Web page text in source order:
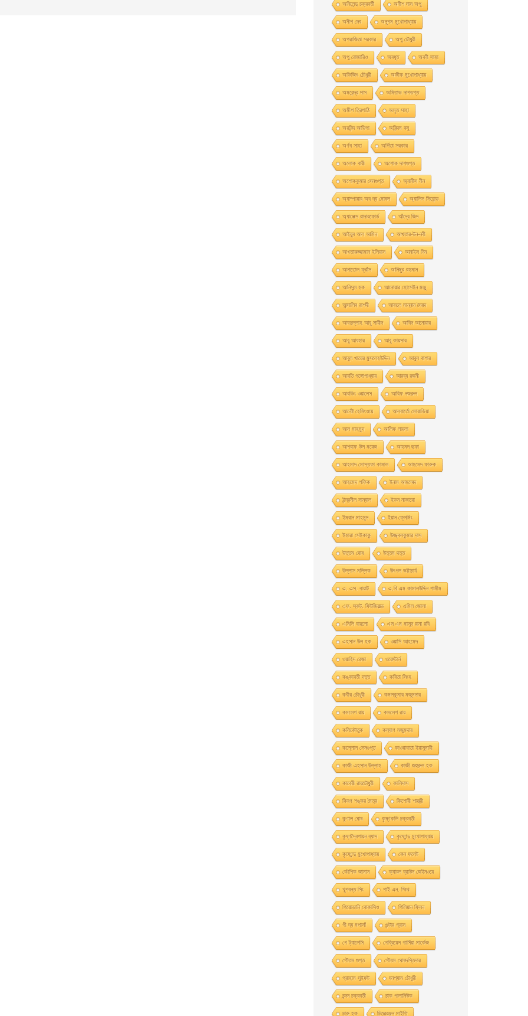
অনিলেন্দু চক্রবর্তী অনীশ দাস অপু
অনীশ দেব অনুপম মুখোপাধ্যায়
অপরাজিতা সরকার অপু চৌধুরী
অপু রােজারিও অবধূত অবনী সাহা
অভিজিৎ চৌধুরী অভীক মুখোপাধ্যায়
অমরেন্দ্র দাস অমিতাভ দাশগুপ্ত
অমীশ ত্রিপাঠি অমৃত সাহা
অরবিন্দ আডিগা অরিন্দম বসু
অর্ণব সাহা অর্পিতা সরকার
অলোক বারী অশােক দাশগুপ্ত
অশোককুমার সেনগুপ্ত অ্যানীস নীন
অ্যাম্পায়ার অব দ্য মােঘল অ্যালিস সিবােন্ড
অ্যালেক্স রাদারফোর্ড আঁদ্রে জিদ
আইয়ুব আল আমিন আখতার-উন-নবী
আখতারুজ্জামান ইলিয়াস আনাইস নিন
আনাতােল ফ্রাঁস আনিছুর রহমান
আনিসুল হক আনোয়ার হোসেইন মঞ্জু
আন্দালিব রাশদী আবদুল মান্নান সৈয়দ
আবদুল্লাহ আবু সায়ীদ আবিদ আনোয়ার
আবু আযহার আবু কায়সার
আবুল খায়ের মুসলেহউদ্দিন আবুল বাশার
আরতি গঙ্গোপাধ্যায় আরব্য রজনী
আরভিং ওয়ালেস আরিফ নজরুল
আর্নেষ্ট হেমিংওয়ে আলবার্তো মােরাভিয়া
আল মাহমুদ আলিফ লায়লা
আশরাফ উল ময়েজ আহমদ ছফা
আহমাদ মোস্তফা কামাল আহমেদ ফারুক
আহমেদ শফিক ইনাম আহম্মেদ
ইন্দ্রনীল সান্যাল ইভন নাভারাে
ইমরান মাহমুদ ইয়ান ফ্লেমিং
ইহারা সেইকাকু উজ্জ্বলকুমার দাস
উত্তম ঘােষ উত্তম দত্ত
উল্লাস মল্লিক উৎপল ভট্টাচার্য
এ. এস. বায়াট এ.বি.এম কামালউদ্দিন শামীম
এফ. স্কট. ফিটজিরাল্ড এমিল জোলা
এমিলি বারলো এস এম মাসুদ রানা রবি
এহসান উল হক ওয়াসি আহমেদ
ওয়াহিদ রেজা ওয়েস্টার্ন
কঙ্কাবতী দত্ত কবিতা সিংহ
কবীর চৌধুরী কমলকুমার মজুমদার
কমলেশ রায় কমলেশ রায়
কলিকৌতুক কল্যাণ মজুমদার
কল্লোল সেনগুপ্ত কাওয়াবাতা ইয়াসুমারী
কাজী এহসান উল্লাহ কাজী জহুরুল হক
কাবেরী রায়চৌধুরী কালিদাস
কিরণ শঙ্কর মৈত্র কিশোরী শাস্ত্রী
কুণাল ঘোষ কৃষ্ণকলি চক্রবর্তী
কৃষ্ণদ্বৈপায়ন ব্যাস কৃষ্ণেন্দু মুখােপাধ্যায়
কৃষ্ণেন্দু মুখোপাধ্যায় কেন ফলেট
কৌশিক জামান ক্যারল ব্রাউন জেইনওয়ে
খুশবন্ত সিং গাই এন. স্মিথ
গিয়ােভানি বােকাসিও গিলিয়ান ফ্লিন
গী দ্য মপাসাঁ গুন্টার গ্রাস
গে ট্যালেসি গেব্রিয়েল গার্সিয়া মার্কেজ
গৌতম গুপ্ত গৌতম ঘোষদস্তিদার
গ্রাহাম সুইফট ঘনশ্যাম চৌধুরী
চন্দন চক্রবর্তী চাক পালানিউক
চারু হক চিত্ররঞ্জন মাইতি